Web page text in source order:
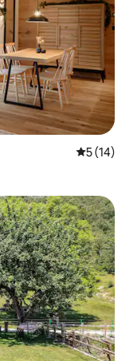
從 14 則
5 (14)